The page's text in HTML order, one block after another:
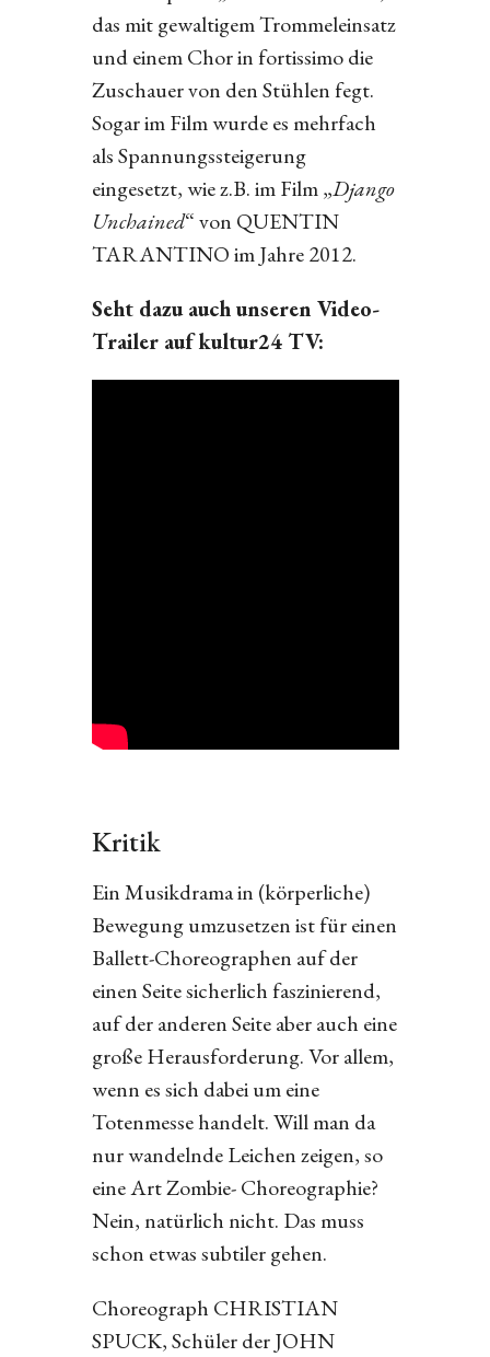
das mit gewaltigem Trommeleinsatz
und einem Chor in fortissimo die
Zuschauer von den Stühlen fegt.
Sogar im Film wurde es mehrfach
als Spannungssteigerung
eingesetzt, wie z.B. im Film „Django
Unchained“ von QUENTIN
TARANTINO im Jahre 2012.
Seht dazu auch unseren Video-
Trailer auf kultur24 TV:
Kritik
Ein Musikdrama in (körperliche)
Bewegung umzusetzen ist für einen
Ballett-Choreographen auf der
einen Seite sicherlich faszinierend,
auf der anderen Seite aber auch eine
große Herausforderung. Vor allem,
wenn es sich dabei um eine
Totenmesse handelt. Will man da
nur wandelnde Leichen zeigen, so
eine Art Zombie- Choreographie?
Nein, natürlich nicht. Das muss
schon etwas subtiler gehen.
Choreograph CHRISTIAN
SPUCK, Schüler der JOHN